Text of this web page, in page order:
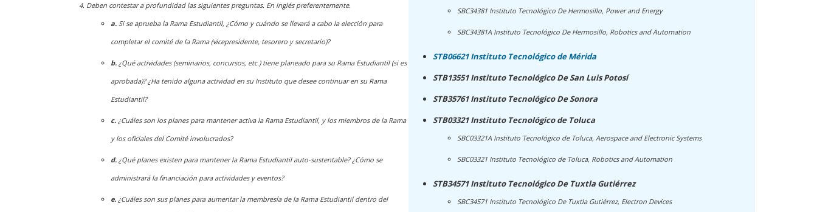
Deben contestar a profundidad las siguientes preguntas. En inglés preferentemente.
a. Si se aprueba la Rama Estudiantil, ¿Cómo y cuándo se llevará a cabo la elección para
completar el comité de la Rama (vicepresidente, tesorero y secretario)?
b. ¿Qué actividades (seminarios, concursos, etc.) tiene planeado para su Rama Estudiantil (si es
aprobada)? ¿Ha tenido alguna actividad en su Instituto que desee continuar en su Rama
Estudiantil?
c. ¿Cuáles son los planes para mantener activa la Rama Estudiantil, y los miembros de la Rama
y los oficiales del Comité involucrados?
d. ¿Qué planes existen para mantener la Rama Estudiantil auto-sustentable? ¿Cómo se
administrará la financiación para actividades y eventos?
e. ¿Cuáles son sus planes para aumentar la membresía de la Rama Estudiantil dentro del
SBC34381 Instituto Tecnológico De Hermosillo, Power and Energy
SBC34381A Instituto Tecnológico De Hermosillo, Robotics and Automation
STB06621 Instituto Tecnológico de Mérida
STB13551 Instituto Tecnológico De San Luis Potosí
STB35761 Instituto Tecnológico De Sonora
STB03321 Instituto Tecnológico de Toluca
SBC03321A Instituto Tecnológico de Toluca, Aerospace and Electronic Systems
SBC03321 Instituto Tecnológico de Toluca, Robotics and Automation
STB34571 Instituto Tecnológico De Tuxtla Gutiérrez
SBC34571 Instituto Tecnológico De Tuxtla Gutiérrez, Electron Devices